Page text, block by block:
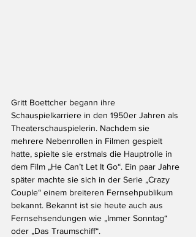
Gritt Boettcher begann ihre
Schauspielkarriere in den 1950er Jahren als
Theaterschauspielerin. Nachdem sie
mehrere Nebenrollen in Filmen gespielt
hatte, spielte sie erstmals die Hauptrolle in
dem Film „He Can’t Let It Go“. Ein paar Jahre
später machte sie sich in der Serie „Crazy
Couple“ einem breiteren Fernsehpublikum
bekannt. Bekannt ist sie heute auch aus
Fernsehsendungen wie „Immer Sonntag“
oder „Das Traumschiff“.